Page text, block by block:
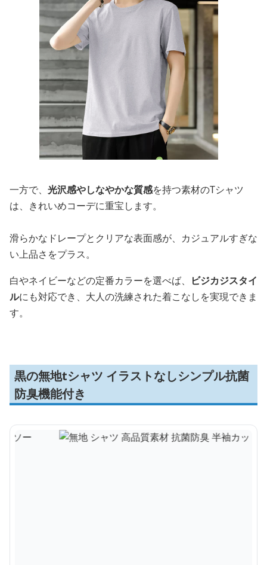
一方で、 光沢感やしなやかな質感を持つ素材のTシャツ
は、きれいめコーデに重宝します。
滑らかなドレープとクリアな表面感が、カジュアルすぎな
い上品さをプラス。
白やネイビーなどの定番カラーを選べば、
ビジカジスタイ
ルにも対応でき、大人の洗練された着こなしを実現できま
す。
黒の無地tシャツ イラストなしシンプル抗菌
防臭機能付き